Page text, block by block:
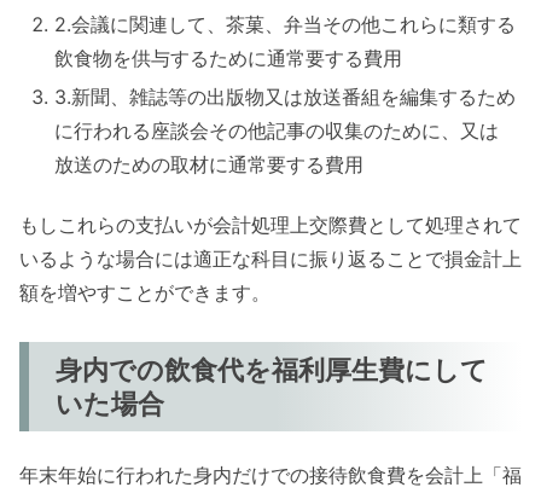
2.会議に関連して、茶菓、弁当その他これらに類する
飲食物を供与するために通常要する費用
3.新聞、雑誌等の出版物又は放送番組を編集するため
に行われる座談会その他記事の収集のために、又は
放送のための取材に通常要する費用
もしこれらの支払いが会計処理上交際費として処理されて
いるような場合には適正な科目に振り返ることで損金計上
額を増やすことができます。
身内での飲食代を福利厚生費にして
いた場合
年末年始に行われた身内だけでの接待飲食費を会計上「福